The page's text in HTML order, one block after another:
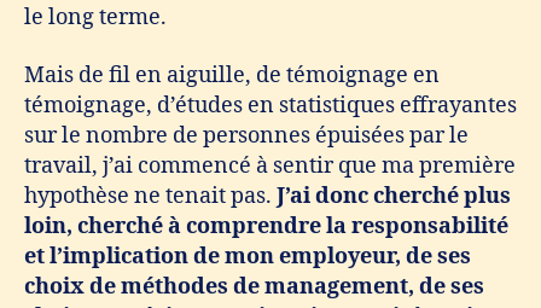
le long terme.
Mais de fil en aiguille, de témoignage en
témoignage, d’études en statistiques effrayantes
sur le nombre de personnes épuisées par le
travail, j’ai commencé à sentir que ma première
hypothèse ne tenait pas. J’ai donc cherché plus
loin, cherché à comprendre la responsabilité
et l’implication de mon employeur, de ses
choix de méthodes de management, de ses